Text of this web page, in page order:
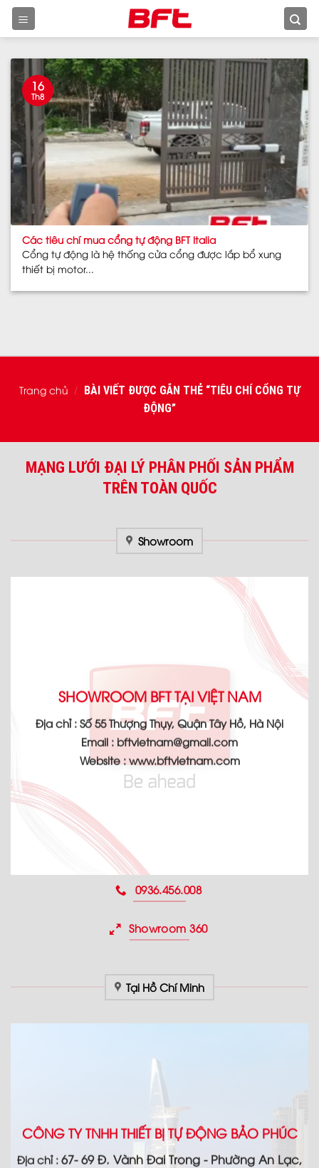
Skip
Các tiêu chí mua cổng tự động BFT Italia
Cổng tự động là hệ thống cửa cổng được lắp bổ xung
thiết bị motor...
16
Th8
Trang chủ / BÀI VIẾT ĐƯỢC GẮN THẺ “TIÊU CHÍ CỔNG TỰ
ĐỘNG”
MẠNG LƯỚI ĐẠI LÝ PHÂN PHỐI SẢN PHẨM
TRÊN TOÀN QUỐC
Showroom
SHOWROOM BFT TẠI VIỆT NAM
Địa chỉ : Số 55 Thượng Thụy, Quận Tây Hồ, Hà Nội
Email : bftvietnam@gmail.com
Website : www.bftvietnam.com
0936.456.008
Showroom 360
Tại Hồ Chí Minh
CÔNG TY TNHH THIẾT BỊ TỰ ĐỘNG BẢO PHÚC
Địa chỉ : 67- 69 Đ. Vành Đai Trong - Phường An Lạc,